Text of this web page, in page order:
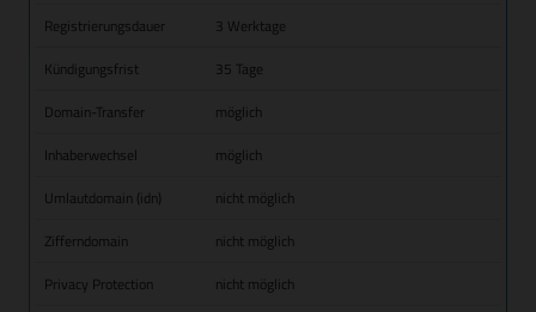
Registrierungsdauer
3 Werktage
Kündigungsfrist
35 Tage
Domain-Transfer
möglich
Inhaberwechsel
möglich
Umlautdomain (idn)
nicht möglich
Zifferndomain
nicht möglich
Privacy Protection
nicht möglich